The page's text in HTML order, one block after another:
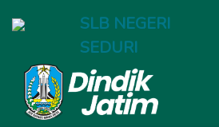
SLB NEGERI
SEDURI